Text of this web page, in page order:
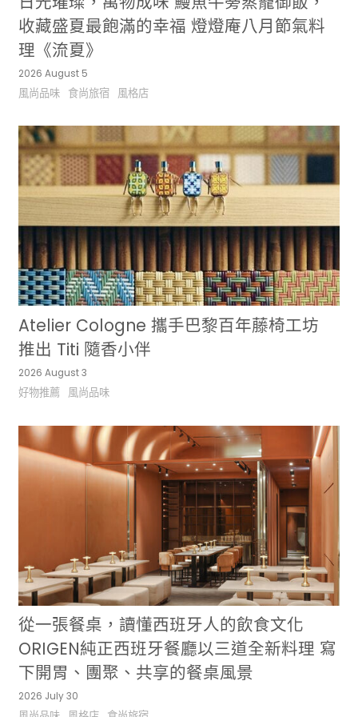
收藏盛夏最飽滿的幸福 燈燈庵八月節氣料
理《流夏》
2026 August 5
風尚品味 食尚旅宿 風格店
Atelier Cologne 攜手巴黎百年藤椅工坊
推出 Titi 隨香小伴
2026 August 3
好物推薦 風尚品味
從一張餐桌，讀懂西班牙人的飲食文化
ORIGEN純正西班牙餐廳以三道全新料理 寫
下開胃、團聚、共享的餐桌風景
2026 July 30